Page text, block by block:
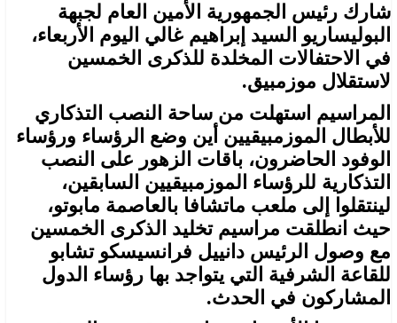
شارك رئيس الجمهورية الأمين العام لجبهة
البوليساريو السيد إبراهيم غالي اليوم الأربعاء،
في الاحتفالات المخلدة للذكرى الخمسين
لاستقلال موزمبيق.
المراسيم استهلت من ساحة النصب التذكاري
للأبطال الموزمبيقيين أين وضع الرؤساء ورؤساء
الوفود الحاضرون، باقات الزهور على النصب
التذكارية للرؤساء الموزمبيقيين السابقين،
لينتقلوا إلى ملعب ماتشافا بالعاصمة مابوتو،
حيث انطلقت مراسيم تخليد الذكرى الخمسين
مع وصول الرئيس دانييل فرانسيسكو تشابو
للقاعة الشرفية التي يتواجد بها رؤساء الدول
المشاركون في الحدث.